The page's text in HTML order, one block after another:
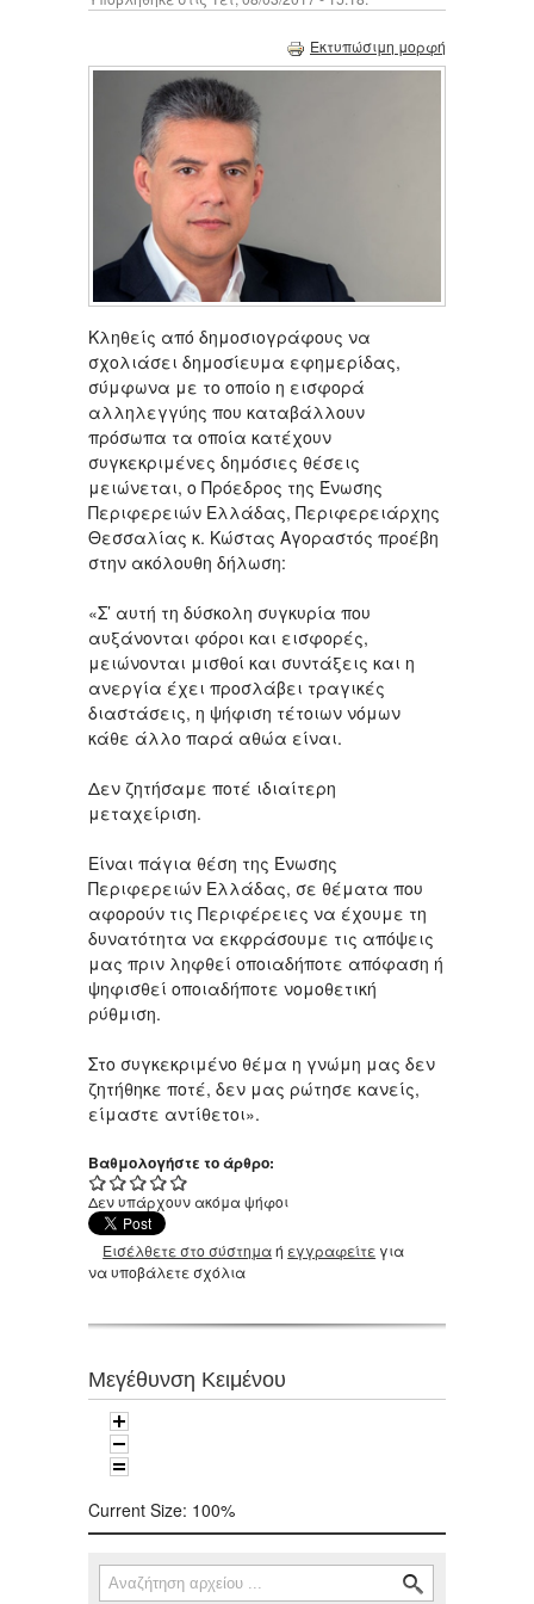
Εκτυπώσιμη μορφή
Κληθείς από δημοσιογράφους να
σχολιάσει δημοσίευμα εφημερίδας,
σύμφωνα με το οποίο η εισφορά
αλληλεγγύης που καταβάλλουν
πρόσωπα τα οποία κατέχουν
συγκεκριμένες δημόσιες θέσεις
μειώνεται, ο Πρόεδρος της Ένωσης
Περιφερειών Ελλάδας, Περιφερειάρχης
Θεσσαλίας κ. Κώστας Αγοραστός προέβη
στην ακόλουθη δήλωση:
«Σ’ αυτή τη δύσκολη συγκυρία που
αυξάνονται φόροι και εισφορές,
μειώνονται μισθοί και συντάξεις και η
ανεργία έχει προσλάβει τραγικές
διαστάσεις, η ψήφιση τέτοιων νόμων
κάθε άλλο παρά αθώα είναι.
Δεν ζητήσαμε ποτέ ιδιαίτερη
μεταχείριση.
Είναι πάγια θέση της Ένωσης
Περιφερειών Ελλάδας, σε θέματα που
αφορούν τις Περιφέρειες να έχουμε τη
δυνατότητα να εκφράσουμε τις απόψεις
μας πριν ληφθεί οποιαδήποτε απόφαση ή
ψηφισθεί οποιαδήποτε νομοθετική
ρύθμιση.
Στο συγκεκριμένο θέμα η γνώμη μας δεν
ζητήθηκε ποτέ, δεν μας ρώτησε κανείς,
είμαστε αντίθετοι».
Βαθμολογήστε το άρθρο:
Δεν υπάρχουν ακόμα ψήφοι
Εισέλθετε στο σύστημαή εγγραφείτε για
να υποβάλετε σχόλια
Μεγέθυνση Κειμένου
Current Size: 100%
Φόρμα αναζήτησης
Αναζήτηση